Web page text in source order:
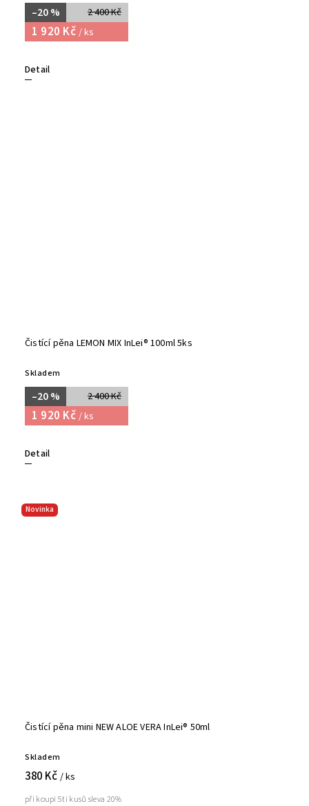
2 400 Kč
–20 %
1 920 Kč / ks
Detail
Čistící pěna LEMON MIX InLei® 100ml 5ks
Skladem
2 400 Kč
–20 %
1 920 Kč / ks
Detail
Novinka
Čistící pěna mini NEW ALOE VERA InLei® 50ml
Skladem
380 Kč / ks
při koupi 5ti kusů sleva 20%